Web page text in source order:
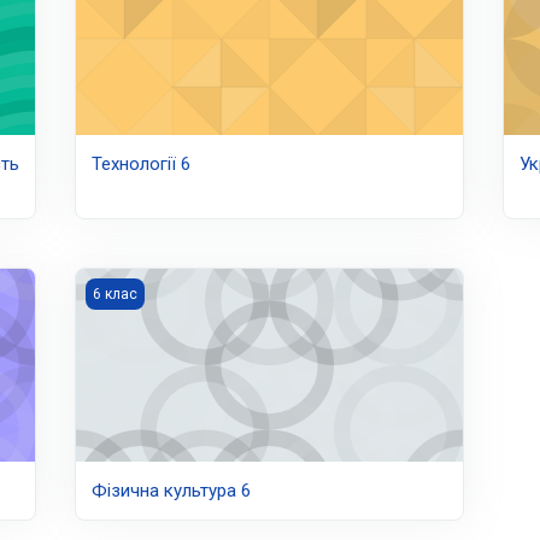
Технології 6
Фізична культура 6
6 клас
Фізична культура 6